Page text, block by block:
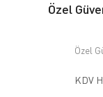
Özel
Özel
KDV